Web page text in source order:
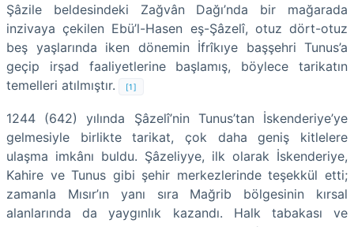
Şâzile beldesindeki Zağvân Dağı’nda bir mağarada
inzivaya çekilen Ebü’l-Hasen eş-Şâzelî, otuz dört-otuz
beş yaşlarında iken dönemin İfrîkıye başşehri Tunus’a
geçip irşad faaliyetlerine başlamış, böylece tarikatın
temelleri atılmıştır.
[1]
1244 (642) yılında Şâzelî’nin Tunus’tan İskenderiye’ye
gelmesiyle birlikte tarikat, çok daha geniş kitlelere
ulaşma imkânı buldu. Şâzeliyye, ilk olarak İskenderiye,
Kahire ve Tunus gibi şehir merkezlerinde teşekkül etti;
zamanla Mısır’ın yanı sıra Mağrib bölgesinin kırsal
alanlarında da yaygınlık kazandı. Halk tabakası ve